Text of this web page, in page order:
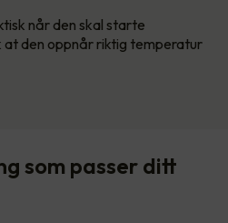
når den skal starte
at den oppnår riktig temperatur
som passer ditt